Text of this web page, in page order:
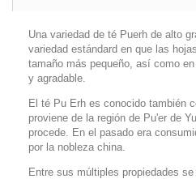
Una variedad de té Puerh de alto
variedad estándard en que las
tamaño más pequeño, así como
y agradable.
El té Pu Erh es conocido también
proviene de la región de Pu'er de
procede. En el pasado era
por la nobleza china.
Entre sus múltiples propiedades